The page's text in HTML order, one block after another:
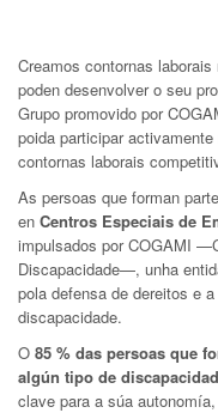
Creamos contornas
poden desenvolver o seu
Grupo promovido por
poida participar
contornas laborais
As persoas que forman
en Centros Especiais de
impulsados por COGAMI
Discapacidade—, unha
pola defensa de dereitos e
discapacidade.
O 85 % das persoas que
algún tipo de
clave para a súa